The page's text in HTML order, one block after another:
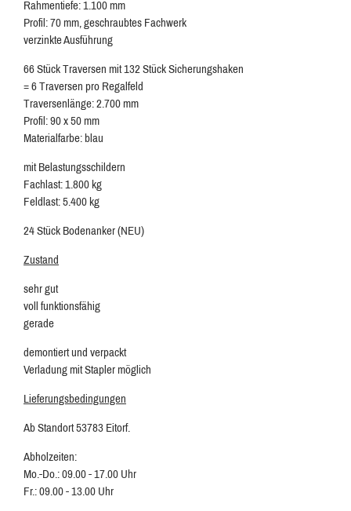
Rahmentiefe: 1.100 mm
Profil: 70 mm, geschraubtes Fachwerk
verzinkte Ausführung
66 Stück Traversen mit 132 Stück Sicherungshaken
= 6 Traversen pro Regalfeld
Traversenlänge: 2.700 mm
Profil: 90 x 50 mm
Materialfarbe: blau
mit Belastungsschildern
Fachlast: 1.800 kg
Feldlast: 5.400 kg
24 Stück Bodenanker (NEU)
Zustand
sehr gut
voll funktionsfähig
gerade
demontiert und verpackt
Verladung mit Stapler möglich
Lieferungsbedingungen
Ab Standort 53783 Eitorf.
Abholzeiten:
Mo.-Do.: 09.00 - 17.00 Uhr
Fr.: 09.00 - 13.00 Uhr